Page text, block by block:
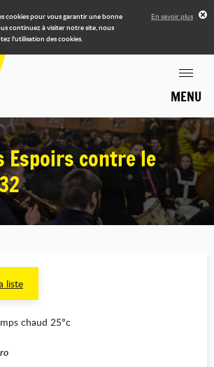
cookies pour vous garantir une bonne
continuez à visiter notre site, nous
l'utilisation des cookies.
En savoir plus
MENU
Espoirs contre le
liste
chaud 25°c